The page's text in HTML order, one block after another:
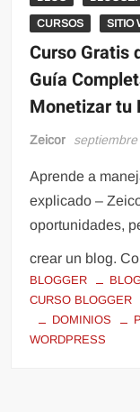
CURSOS SITIO
Curso Gratis
Guía
Monetizar tu
Zeicor
Aprende a
explicado –
oportunidades,
crear un blog.
BLOGGER
CURSO BLOGGER
DOMINIOS
WORDPRESS